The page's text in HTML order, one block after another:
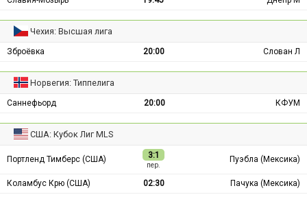
Чехия: Высшая лига
Зброёвка 20:00 Слован Л
Норвегия: Типпелига
Саннефьорд 20:00 КФУМ
США: Кубок Лиг MLS
Портленд Тимберс (США) 3:1
пер.
Пуэбла (Мексика)
Коламбус Крю (США) 02:30
Пачука (Мексика)